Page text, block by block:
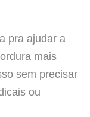
pra ajudar a
mais
sem precisar
ou